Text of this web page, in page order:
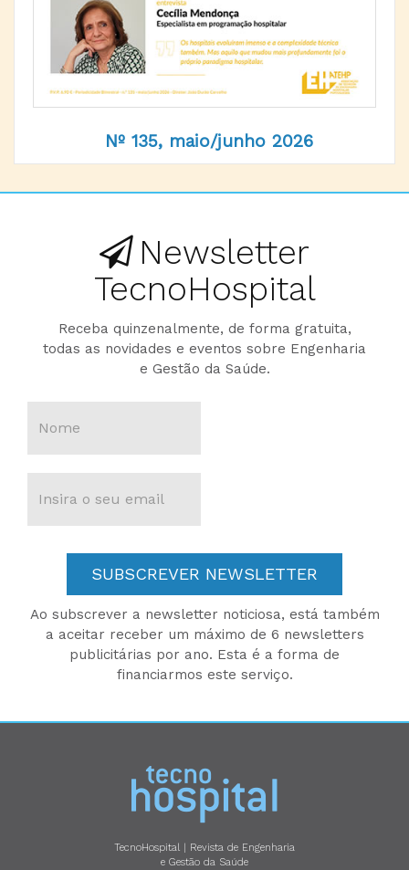
Nº 135, maio/junho 2026
Newsletter
TecnoHospital
Receba quinzenalmente, de forma gratuita,
todas as novidades e eventos sobre Engenharia
e Gestão da Saúde.
SUBSCREVER NEWSLETTER
Ao subscrever a newsletter noticiosa, está também
a aceitar receber um máximo de 6 newsletters
publicitárias por ano. Esta é a forma de
financiarmos este serviço.
TecnoHospital | Revista de Engenharia
e Gestão da Saúde